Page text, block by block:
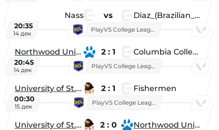
Nass vs Diaz_(Brazilian_Player)
20:35
14 дек
PlayVS College League 2025: Fall
Northwood University 2 : 1 Columbia College
20:45
14 дек
PlayVS College League 2025: Fall
University of St. Thomas 2 : 1 Fishermen
00:30
15 дек
PlayVS College League 2025: Fall
University of St. Thomas 2 : 0 Northwood University